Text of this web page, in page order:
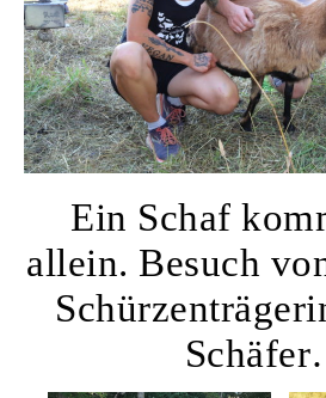
Ein Schaf
allein. Besuch